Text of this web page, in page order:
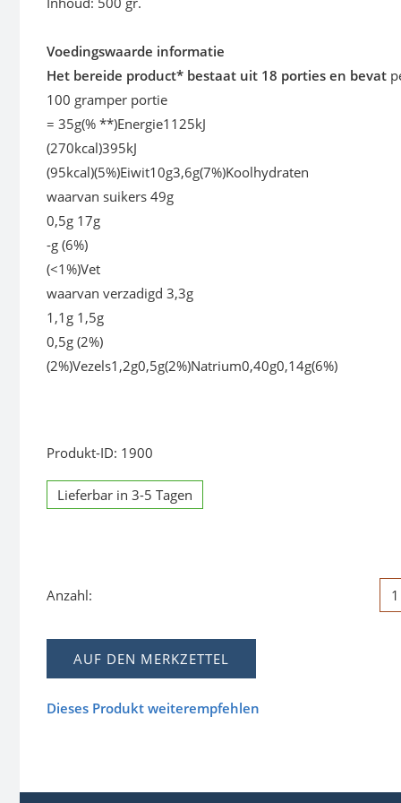
Voedingswaarde informatie
Het bereide product* bestaat uit 18 porties en bevat
100 gramper portie
= 35g(% **)Energie1125kJ
(270kcal)395kJ
(95kcal)(5%)Eiwit10g3,6g(7%)Koolhydraten
waarvan suikers 49g
0,5g 17g
-g (6%)
(<1%)Vet
waarvan verzadigd 3,3g
1,1g 1,5g
0,5g (2%)
(2%)Vezels1,2g0,5g(2%)Natrium0,40g0,14g(6%)
Produkt-ID: 1900
Lieferbar in 3-5 Tagen
Anzahl:
AUF DEN MERKZETTEL
Dieses Produkt weiterempfehlen